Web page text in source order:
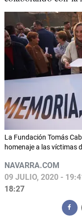
La Fundación Tomás
homenaje a las víctimas
NAVARRA.COM
09 JULIO, 2020 -
18:27